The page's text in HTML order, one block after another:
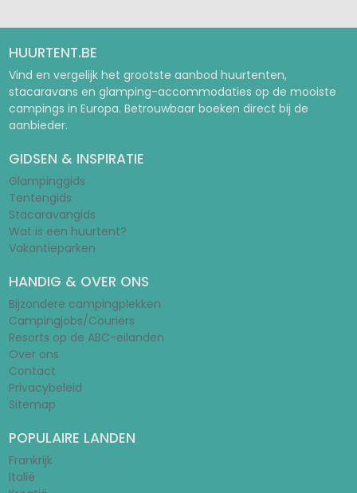
HUURTENT.BE
Vind en vergelijk het grootste aanbod huurtenten,
stacaravans en glamping-accommodaties op de mooiste
campings in Europa. Betrouwbaar boeken direct bij de
aanbieder.
GIDSEN & INSPIRATIE
Glampinggids
Tentengids
Stacaravangids
Wat is een huurtent?
Vakantieparken
HANDIG & OVER ONS
Bijzondere campingplekken
Campingjobs/Couriers
Resorts op de ABC-eilanden
Over ons
Contact
Privacybeleid
Sitemap
POPULAIRE LANDEN
Frankrijk
Italië